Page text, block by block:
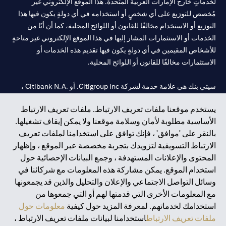
يستخدم موقعنا ملفات تعريف الارتباط. ملفات تعريف الارتباط
الأساسية مطلوبة لأمان وسلامة موقعنا ولا يمكن إيقاف تشغيلها.
بالنقر على 'موافق' ، فإنك توافق على استخدامنا لملفات تعريف
الارتباط التسويقية لتزويدك بتجربة مخصصة عبر الموقع ، وإظهار
المحتوى والإعلانات المستهدفة ، وجمع البيانات الإحصائية حول
استخدام الموقع. يمكن مشاركة هذه المعلومات مع شركائنا في
وسائل التواصل الاجتماعي والإعلان والتحليل والذين قد يجمعونها
مع المعلومات الأخرى التي قدمتها لهم أو التي جمعوها من
استخدامك لخدماتهم. لمعرفة المزيد حول كيفية معلومات حول
ملفات تعريف الارتباطاستخدامنا لبيانات ملفات تعريف الارتباط ،
مُخصص للتوزيع على أي شخصٍ أو استخدامه في أي دولةٍ يكون فيها هذا
التوزيع أو الاستخدام مخالفًا للقانون أو اللوائح المحلية، كما أن أيًا من
الخدمات أو الاستثمارات المشار إليها في هذا الموقع الإلكتروني غير متاحةٍ
للأشخاص المقيمين في أي دولةٍ يكون فيها تقديم هذه الخدمات أو
الاستثمارات مخالفًا للقانون أو اللوائح المحلية.
سيتي بنك هي علامة خدمة لشركة Citigroup Inc. أو .Citibank N.A ،
سيتي بنك إن. إيه. الإمارات مسجل لدى مصرف الإمارات المركزي تحت
أرقام التراخيص 202563 لفرع الوصل في دبي، 531989 لفرع مول
الإمارات في دبي، و CN-1002019 لفرع أبوظبي. هاتف: 4000 311 04.
فرع سيتي بنك إن إيه - الإمارات العربية المتحدة مرخص من مصرف
الإمارات العربية المتحدة المركزي كفرع لبنك أجنبي.
سيتي بنك إن إيه الإمارات العربية المتحدة مرخص من هيئة الأوراق المالية
والسلع في الإمارات العربية المتحدة ("SCA") للقيام بالنشاط المالي لـ أ)
الاستشارات المالية والتعريف والترويج بموجب ترخيص رقم
20200000097 ب) وسيط تداول في الأسواق الدولية بموجب ترخيص